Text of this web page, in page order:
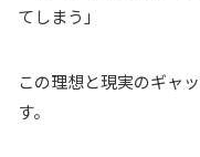
てしまう」
この理想と現実のギャ
す。